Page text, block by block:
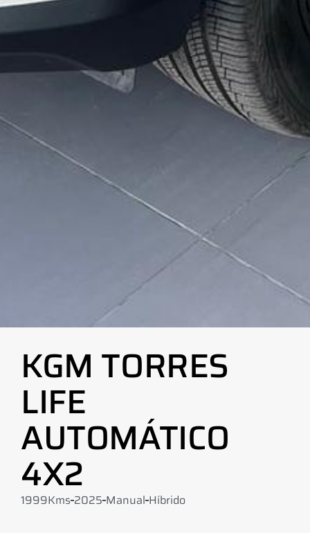
KGM TORRES
LIFE
AUTOMÁTICO
4X2
1999Kms 2025 Manual Híbrido